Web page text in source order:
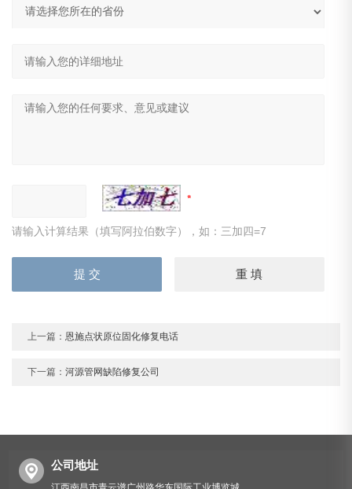
请输入计算结果（填写阿拉伯数字），如：三加四=7
上一篇：恩施点状原位固化修复电话
下一篇：河源管网缺陷修复公司
公司地址